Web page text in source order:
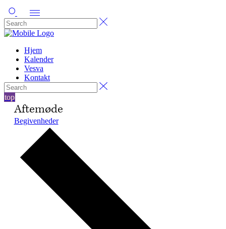
Hjem
Kalender
Vesva
Kontakt
top
Aftemøde
Begivenheder